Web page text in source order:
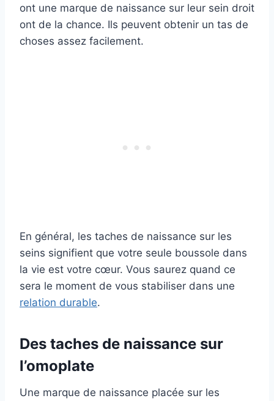
ont une marque de naissance sur leur sein droit
ont de la chance. Ils peuvent obtenir un tas de
choses assez facilement.
En général, les taches de naissance sur les
seins signifient que votre seule boussole dans
la vie est votre cœur. Vous saurez quand ce
sera le moment de vous stabiliser dans une
relation durable.
Des taches de naissance sur
l’omoplate
Une marque de naissance placée sur les